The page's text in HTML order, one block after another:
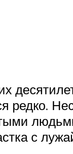
редко.
с